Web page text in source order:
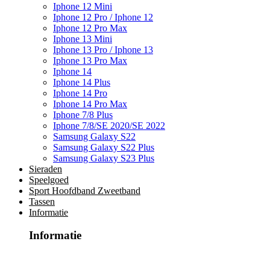
Iphone 12 Mini
Iphone 12 Pro / Iphone 12
Iphone 12 Pro Max
Iphone 13 Mini
Iphone 13 Pro / Iphone 13
Iphone 13 Pro Max
Iphone 14
Iphone 14 Plus
Iphone 14 Pro
Iphone 14 Pro Max
Iphone 7/8 Plus
Iphone 7/8/SE 2020/SE 2022
Samsung Galaxy S22
Samsung Galaxy S22 Plus
Samsung Galaxy S23 Plus
Sieraden
Speelgoed
Sport Hoofdband Zweetband
Tassen
Informatie
Informatie